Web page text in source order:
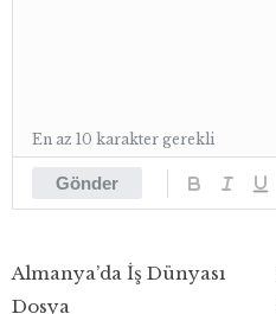
Gönder
En az 10 karakter gerekli
Almanya’da İş Dünyası
Dosya